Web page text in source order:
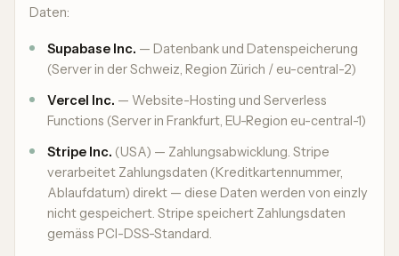
Daten:
Supabase Inc. — Datenbank und Datenspeicherung
(Server in der Schweiz, Region Zürich / eu-central-2)
Vercel Inc. — Website-Hosting und Serverless
Functions (Server in Frankfurt, EU-Region eu-central-1)
Stripe Inc. (USA) — Zahlungsabwicklung. Stripe
verarbeitet Zahlungsdaten (Kreditkartennummer,
Ablaufdatum) direkt — diese Daten werden von einzly
nicht gespeichert. Stripe speichert Zahlungsdaten
gemäss PCI-DSS-Standard.